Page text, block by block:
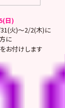
日)
31(火)～2/2(木)に
に
をお付けします